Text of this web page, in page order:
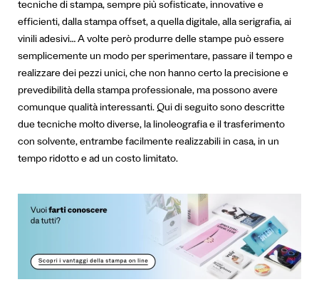
tecniche di stampa, sempre più sofisticate, innovative e
efficienti, dalla stampa offset, a quella digitale, alla serigrafia, ai
vinili adesivi…A volte però produrre delle stampe può essere
semplicemente un modo per sperimentare, passare il tempo e
realizzare dei pezzi unici, che non hanno certo la precisione e
prevedibilità della stampa professionale, ma possono avere
comunque qualità interessanti.Qui di seguito sono descritte
due tecniche molto diverse, la linoleografia e il trasferimento
con solvente, entrambe facilmente realizzabili in casa, in un
tempo ridotto e ad un costo limitato.